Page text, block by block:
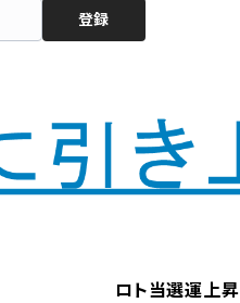
登録
ロト当選運上昇